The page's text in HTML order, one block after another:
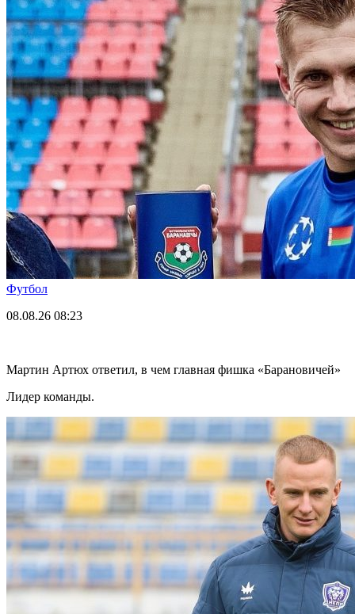
Футбол
08.08.26 08:23
Мартин Артюх ответил, в чем главная фишка «Барановичей»
Лидер команды.